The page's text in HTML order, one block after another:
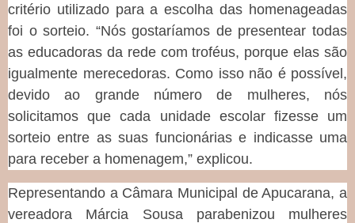
critério utilizado para a escolha das homenageadas
foi o sorteio. “Nós gostaríamos de presentear todas
as educadoras da rede com troféus, porque elas são
igualmente merecedoras. Como isso não é possível,
devido ao grande número de mulheres, nós
solicitamos que cada unidade escolar fizesse um
sorteio entre as suas funcionárias e indicasse uma
para receber a homenagem,” explicou.
Representando a Câmara Municipal de Apucarana, a
vereadora Márcia Sousa parabenizou mulheres